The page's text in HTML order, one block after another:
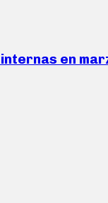
internas en